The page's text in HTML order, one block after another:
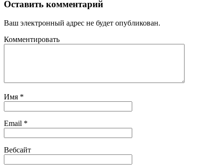
Оставить комментарий
Ваш электронный адрес не будет опубликован.
Комментировать
Имя *
Email *
Вебсайт